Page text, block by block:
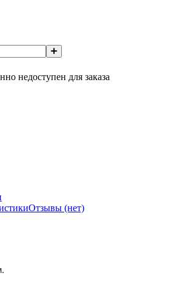
недоступен для заказа
Отзывы (нет)